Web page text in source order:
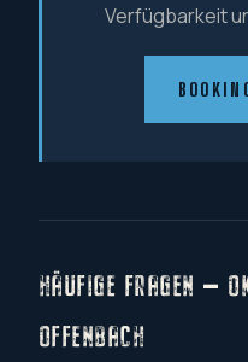
Verfügbarkeit
HÄUFIGE FRAGEN —
OFFENBACH